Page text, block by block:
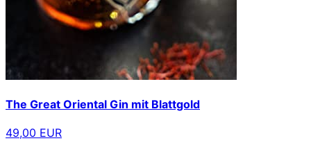
The Great Oriental Gin mit Blattgold
49,00 EUR